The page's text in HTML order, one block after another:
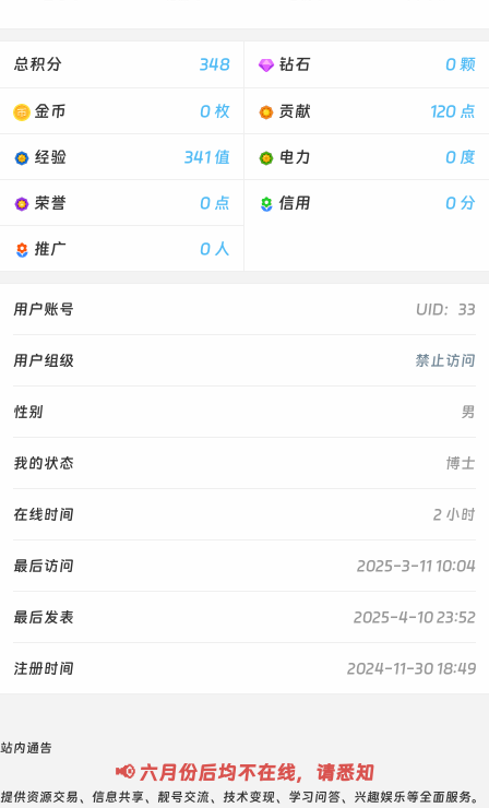
348
总积分 0 颗
钻石
0 枚
金币 120 点
贡献
341 值
经验 0 度
电力
0 点
荣誉 0 分
信用
0 人
推广
UID：33
用户账号
禁止访问
用户组级
男
性别
博士
我的状态
2 小时
在线时间
2025-3-11 10:04
最后访问
2025-4-10 23:52
最后发表
2024-11-30 18:49
注册时间
站内通告
📢 六月份后均不在线，请悉知
提供资源交易、信息共享、靓号交流、技术变现、学习问答、兴趣娱乐等全面服务。